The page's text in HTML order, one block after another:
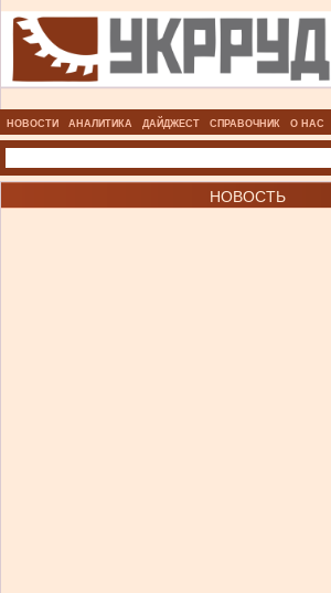
НОВОСТИ АНАЛИТИКА ДАЙДЖЕСТ СПРАВОЧНИК О НАС
НОВОСТЬ